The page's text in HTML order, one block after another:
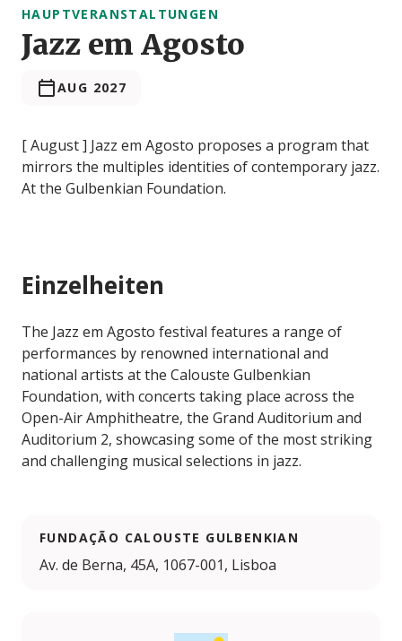
HAUPTVERANSTALTUNGEN
Jazz em Agosto
AUG 2027
[ August ] Jazz em Agosto proposes a program that
mirrors the multiples identities of contemporary jazz.
At the Gulbenkian Foundation.
Einzelheiten
The Jazz em Agosto festival features a range of
performances by renowned international and
national artists at the Calouste Gulbenkian
Foundation, with concerts taking place across the
Open-Air Amphitheatre, the Grand Auditorium and
Auditorium 2, showcasing some of the most striking
and challenging musical selections in jazz.
FUNDAÇÃO CALOUSTE GULBENKIAN
Av. de Berna, 45A, 1067-001, Lisboa